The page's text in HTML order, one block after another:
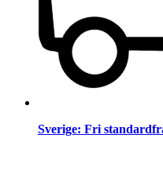
Sverige: Fri